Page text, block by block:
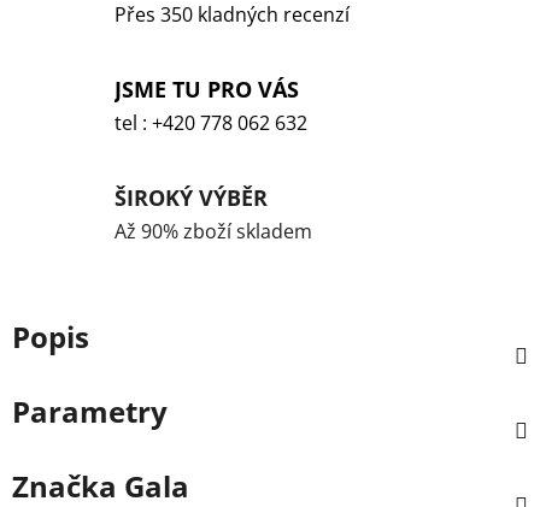
Přes 350 kladných recenzí
JSME TU PRO VÁS
tel : +420 778 062 632
ŠIROKÝ VÝBĚR
Až 90% zboží skladem
Popis
Parametry
Značka Gala